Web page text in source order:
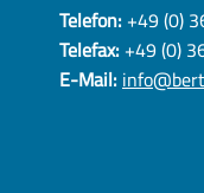
Telefon:+49 (0)
Telefax:+49 (0)
E-Mail: